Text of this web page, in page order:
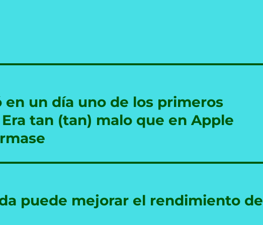
en un día uno de los primeros
tan (tan) malo que en Apple
puede mejorar el rendimiento de